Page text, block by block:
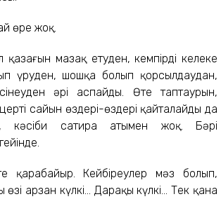
өре жоқ.
қазағын мазақ етуден, кемпірді келеке
үруден, шошқа болып қорсылдаудан,
әрі аспайды. Өте таптаурын,
сайын өздері-өздері қайталайды да
кәсіби сатира атымен жоқ. Бәрі
қарабайыр. Кейбіреулер мәз болып,
өзі арзан күлкі... Дарақы күлкі... Тек қана